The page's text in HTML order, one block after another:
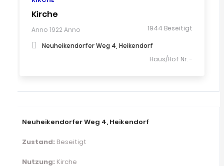
Kirche
Anno 1922 Anno 1944 Beseitigt
Neuheikendorfer Weg 4, Heikendorf
Haus/Hof Nr. -
Neuheikendorfer Weg 4, Heikendorf
Zustand: Beseitigt
Nutzung: Kirche